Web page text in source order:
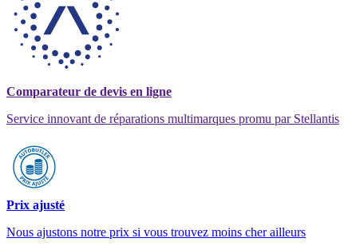
Comparateur de devis en ligne
Service innovant de réparations multimarques promu par Stellantis
Prix ajusté
Nous ajustons notre prix si vous trouvez moins cher ailleurs